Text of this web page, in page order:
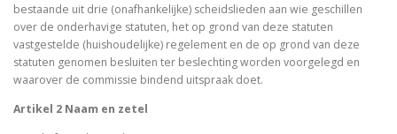
bestaande uit drie (onafhankelijke) scheidslieden aan wie geschillen
over de onderhavige statuten, het op grond van deze statuten
vastgestelde (huishoudelijke) regelement en de op grond van deze
statuten genomen besluiten ter beslechting worden voorgelegd en
waarover de commissie bindend uitspraak doet.
Artikel 2 Naam en zetel